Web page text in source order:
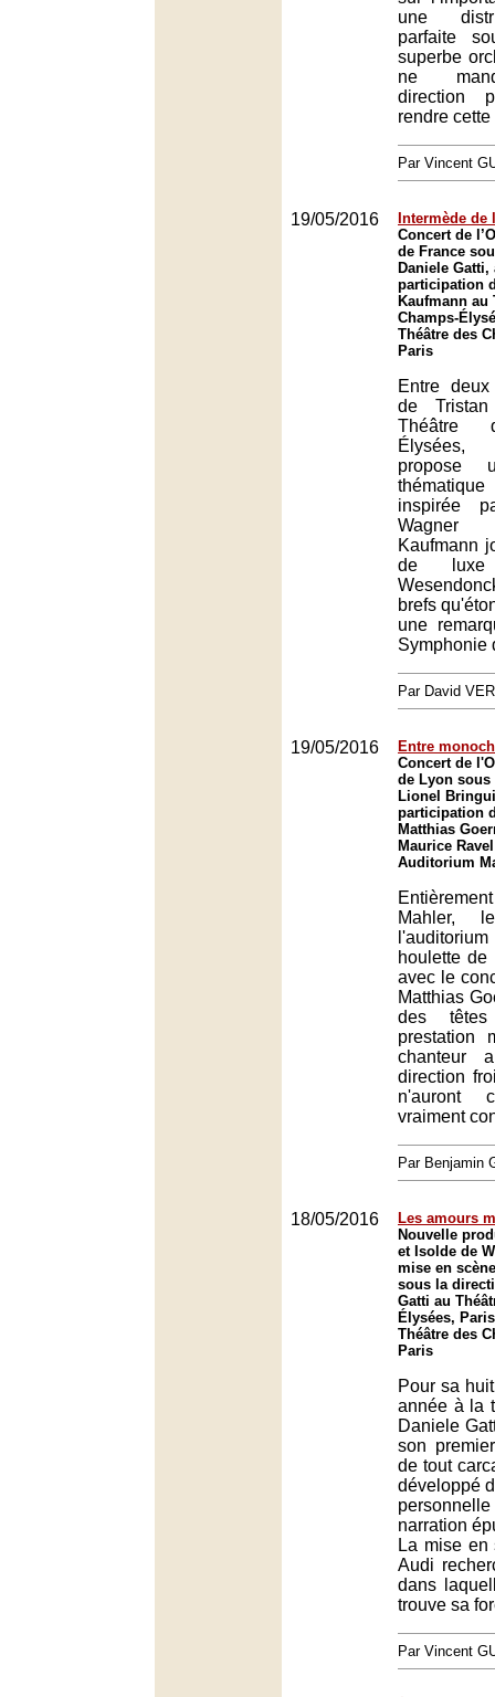
une
parfaite
superbe
ne
direction
rendre
Par Vincent
19/05/2016
Intermède de
Concert de
de France
Daniele Gatti,
participation
Kaufmann au
Champs-
Théâtre des
Paris
Entre deux
de
Théâtre
Élysées,
propose
inspirée
Wagner
Kaufmann
de
brefs
une
Symphonie
Par David
19/05/2016
Entre
Concert de
de Lyon
Lionel
participation
Matthias
Maurice
Auditorium
Mahler,
houlette
avec le
Matthias
des
prestation
chanteur
direction
n'auront
vraiment
Par Benjamin
18/05/2016
Les amours
Nouvelle
et Isolde de
mise en
sous la
Gatti au
Élysées,
Théâtre des
Paris
Pour sa
année à la
Daniele
son
de tout
développé
narration
La mise en
Audi
dans
trouve sa
Par Vincent